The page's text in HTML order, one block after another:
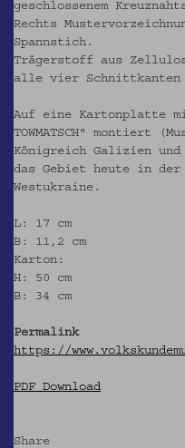
geschlossenem
Rechts
Spannstich.
Trägerstoff aus
alle vier Schnittkanten
Auf eine Kartonplatte
TOWMATSCH" montiert
Königreich Galizien
das Gebiet heute in der
Westukraine.
L: 17 cm
B: 11,2 cm
Karton:
H: 50 cm
B: 34 cm
Permalink
https://
PDF Download
Share